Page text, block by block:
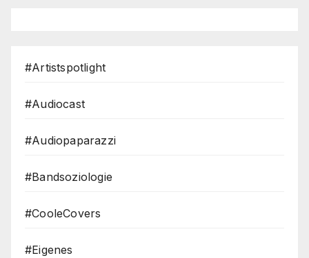
#Artistspotlight
#Audiocast
#Audiopaparazzi
#Bandsoziologie
#CooleCovers
#Eigenes